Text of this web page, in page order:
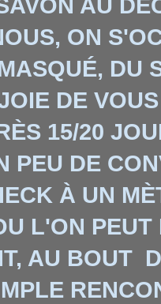
AU
ON
É, DU
DE
15/20
PEU DE
À UN
L'ON
AU BOUT